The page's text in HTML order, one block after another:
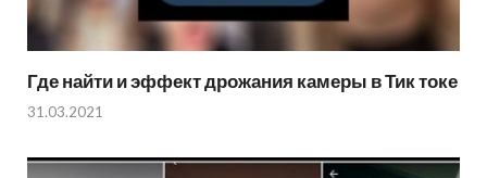
Где найти и эффект дрожания камеры в Тик токе
31.03.2021